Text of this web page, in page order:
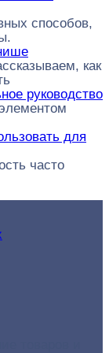
способов,
как
руководство
для
часто